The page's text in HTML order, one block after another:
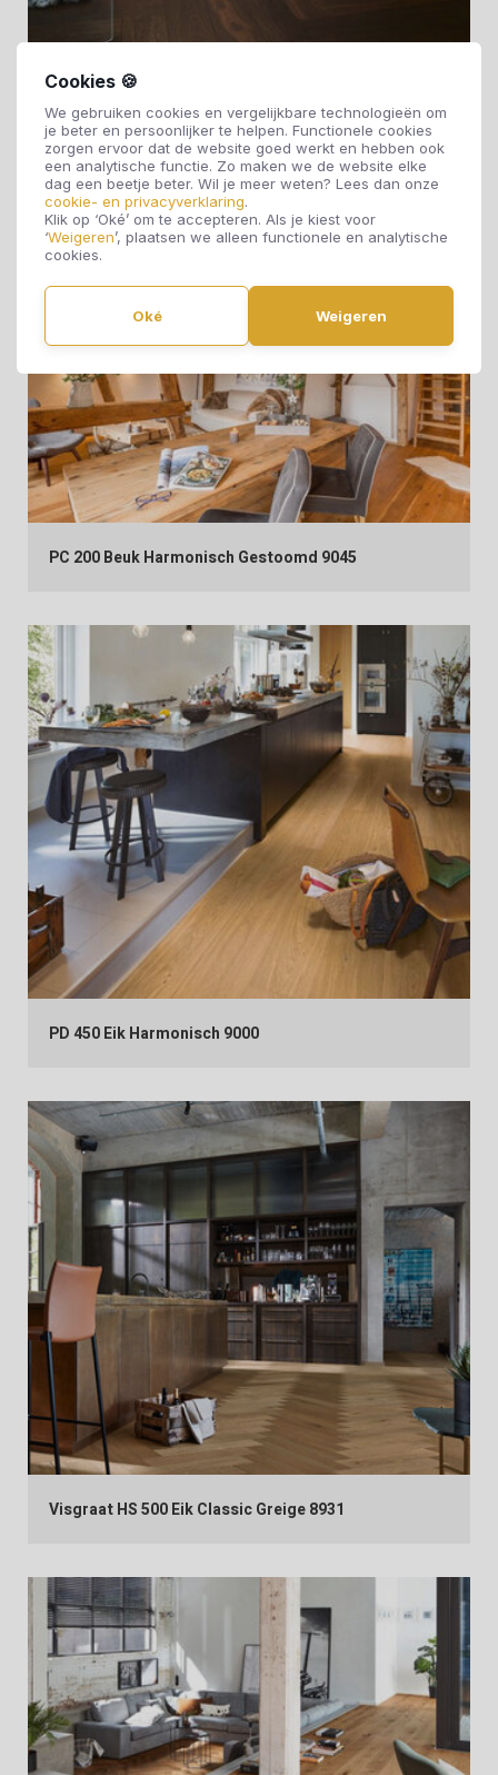
Cookies 🍪
We gebruiken cookies en vergelijkbare technologieën om
je beter en persoonlijker te helpen. Functionele cookies
zorgen ervoor dat de website goed werkt en hebben ook
een analytische functie. Zo maken we de website elke
dag een beetje beter. Wil je meer weten? Lees dan onze
cookie- en privacyverklaring.
Klik op ‘Oké’ om te accepteren. Als je kiest voor
‘Weigeren’, plaatsen we alleen functionele en analytische
cookies.
Oké Weigeren
Visgraat PS 500 Eik Harmonisch Gerookt 9018
PC 200 Beuk Harmonisch Gestoomd 9045
PD 450 Eik Harmonisch 9000
Visgraat HS 500 Eik Classic Greige 8931